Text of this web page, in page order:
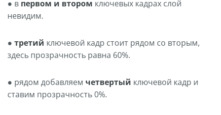
● в первом и втором ключевых кадрах слой
невидим.
● третий ключевой кадр стоит рядом со вторым,
здесь прозрачность равна 60%.
● рядом добавляем четвертый ключевой кадр и
ставим прозрачность 0%.